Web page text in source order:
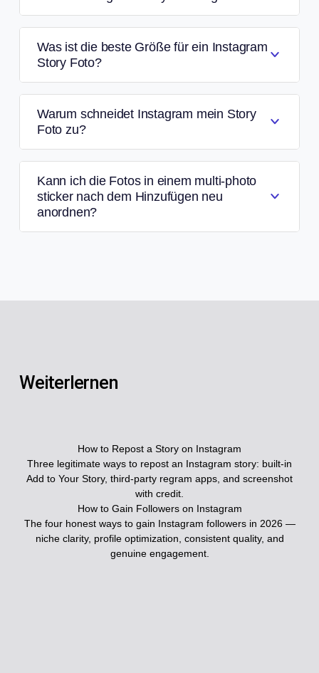
Was ist die beste Größe für ein Instagram
Story Foto?
Warum schneidet Instagram mein Story
Foto zu?
Kann ich die Fotos in einem multi-photo
sticker nach dem Hinzufügen neu
anordnen?
Weiterlernen
How to Repost a Story on Instagram
Three legitimate ways to repost an Instagram story: built-in
Add to Your Story, third-party regram apps, and screenshot
with credit.
How to Gain Followers on Instagram
The four honest ways to gain Instagram followers in 2026 —
niche clarity, profile optimization, consistent quality, and
genuine engagement.